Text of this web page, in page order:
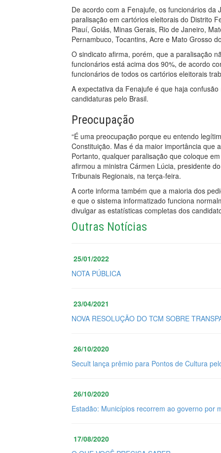
De acordo com a Fenajufe, os funcionários
paralisação em cartórios eleitorais do Distrito
Piauí, Goiás, Minas Gerais, Rio de Janeiro,
Pernambuco, Tocantins, Acre e Mato Grosso
O sindicato afirma, porém, que a paralisação
funcionários está acima dos 90%, de acordo
funcionários de todos os cartórios eleitorais
A expectativa da Fenajufe é que haja
candidaturas pelo Brasil.
Preocupação
“É uma preocupação porque eu entendo
Constituição. Mas é da maior importância que
Portanto, qualquer paralisação que coloque
afirmou a ministra Cármen Lúcia, presidente
Tribunais Regionais, na terça-feira.
A corte informa também que a maioria dos
e que o sistema informatizado funciona
divulgar as estatísticas completas dos
Outras Notícias
25/01/2022
NOTA PÚBLICA
23/04/2021
NOVA RESOLUÇÃO DO TCM SOBRE
26/10/2020
Secult lança prêmio para Pontos de Cultura
26/10/2020
Estadão: Municípios recorrem ao governo por
17/08/2020